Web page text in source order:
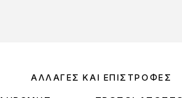
ΑΛΛΑΓΈΣ ΚΑΙ ΕΠΙΣΤΡΟΦΈΣ